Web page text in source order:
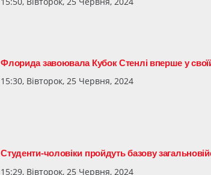
Флорида завоювала Кубок Стенлі вперше у своїй
15:30, Вівторок, 25 Червня, 2024
Студенти-чоловіки пройдуть базову
15:29, Вівторок, 25 Червня, 2024